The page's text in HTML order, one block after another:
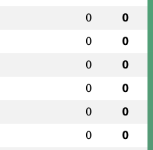
0 0
0 0
0 0
0 0
0 0
0 0